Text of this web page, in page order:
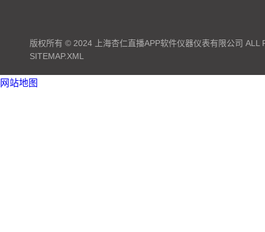
版权所有 © 2024 上海杏仁直播APP软件仪器仪表有限公司 ALL
SITEMAP.XML
网站地图